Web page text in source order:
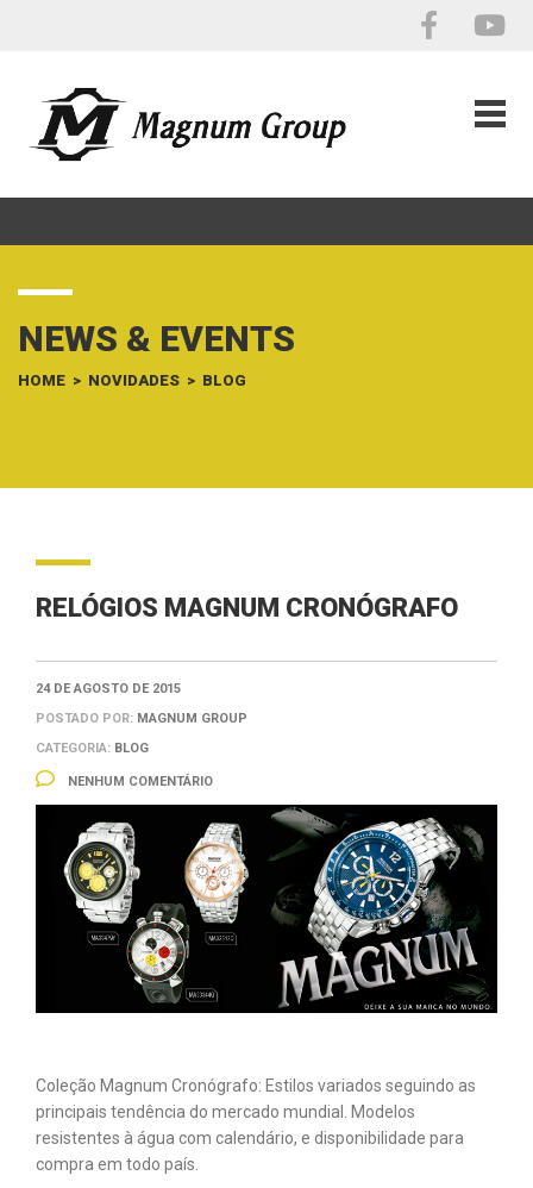
NEWS & EVENTS
HOME > NOVIDADES > BLOG
RELÓGIOS MAGNUM CRONÓGRAFO
24 DE AGOSTO DE 2015
POSTADO POR: MAGNUM GROUP
CATEGORIA: BLOG
NENHUM COMENTÁRIO
Coleção Magnum Cronógrafo: Estilos variados seguindo as
principais tendência do mercado mundial. Modelos
resistentes à água com calendário, e disponibilidade para
compra em todo país.